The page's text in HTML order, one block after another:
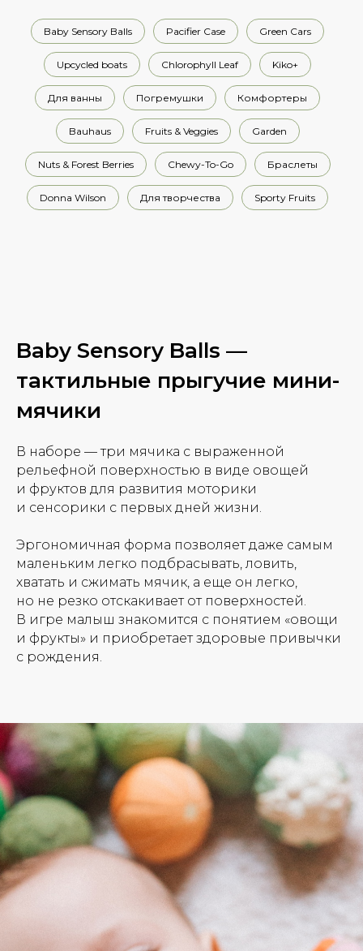
Baby Sensory Balls Pacifier Case Green Cars
Upcycled boats Chlorophyll Leaf Kiko+
Для ванны Погремушки Комфортеры
Bauhaus Fruits & Veggies Garden
Nuts & Forest Berries Chewy-To-Go Браслеты
Donna Wilson Для творчества Sporty Fruits
Baby Sensory Balls —
тактильные прыгучие мини-
мячики
В наборе — три мячика с выраженной
рельефной поверхностью в виде овощей
и фруктов для развития моторики
и сенсорики с первых дней жизни.
Эргономичная форма позволяет даже самым
маленьким легко подбрасывать, ловить,
хватать и сжимать мячик, а еще он легко,
но не резко отскакивает от поверхностей.
В игре малыш знакомится с понятием «овощи
и фрукты» и приобретает здоровые привычки
с рождения.